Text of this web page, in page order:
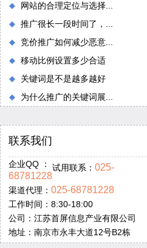
网站的合理定位与选择...
推广很长一段时间了，...
竞价推广如何减少恶意...
移动比例设置多少合适
关键词是不是越多越好
为什么推广的关键词展...
联系我们
企业QQ ： 试用联系： 025-
68781228
渠道代理： 025-68781228
工作时间：8:30-18:00
公司：江苏首屏信息产业有限公司
地址：南京市永丰大道12号B2栋